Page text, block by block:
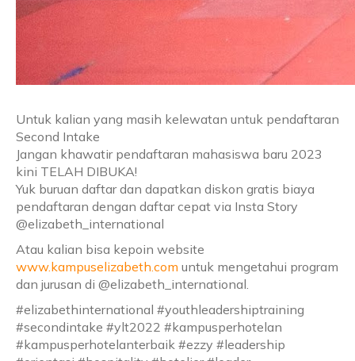
Untuk kalian yang masih kelewatan untuk pendaftaran
Second Intake
Jangan khawatir pendaftaran mahasiswa baru 2023
kini TELAH DIBUKA!
Yuk buruan daftar dan dapatkan diskon gratis biaya
pendaftaran dengan daftar cepat via Insta Story
@elizabeth_international
Atau kalian bisa kepoin website
www.kampuselizabeth.com untuk mengetahui program
dan jurusan di @elizabeth_international.
#elizabethinternational #youthleadershiptraining
#secondintake #ylt2022 #kampusperhotelan
#kampusperhotelanterbaik #ezzy #leadership